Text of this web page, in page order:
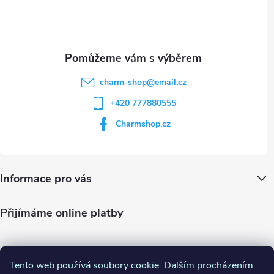
Tento web používá soubory cookie. Dalším procházením
charm-shop@email.cz
+420 777880555
Charmshop.cz
Informace pro vás
Přijímáme online platby